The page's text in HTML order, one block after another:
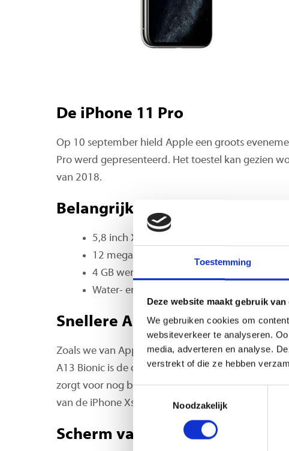
Toestemming
Deze website maakt gebruik van
We gebruiken cookies om
websiteverkeer te analyseren.
media, adverteren en analyse.
verstrekt of die ze hebben
Noodzakelijk
De iPhone 11 Pro
Op 10 september hield Apple een groots
Pro werd gepresenteerd. Het toestel kan gezien
van 2018.
Belangrijkste eigenschappen
5,8 inch XDR Amoled beeldscherm
12 megapixelcamera
4 GB werkgeheugen, A13 processor
Water- en stofdicht (IP68)
Snellere A13-chip
Zoals we van Apple gewend zijn heeft ook deze
A13 Bionic is de opvolger van de snelle A12 die in
zorgt voor nog betere prestaties en een batterij
van de iPhone Xs.
Scherm van 5.8 inch